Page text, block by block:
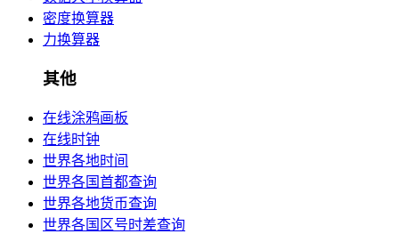
密度换算器
力换算器
其他
在线涂鸦画板
在线时钟
世界各地时间
世界各国首都查询
世界各地货币查询
世界各国区号时差查询